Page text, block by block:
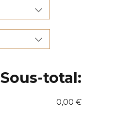
Sous-total:
0,00 €